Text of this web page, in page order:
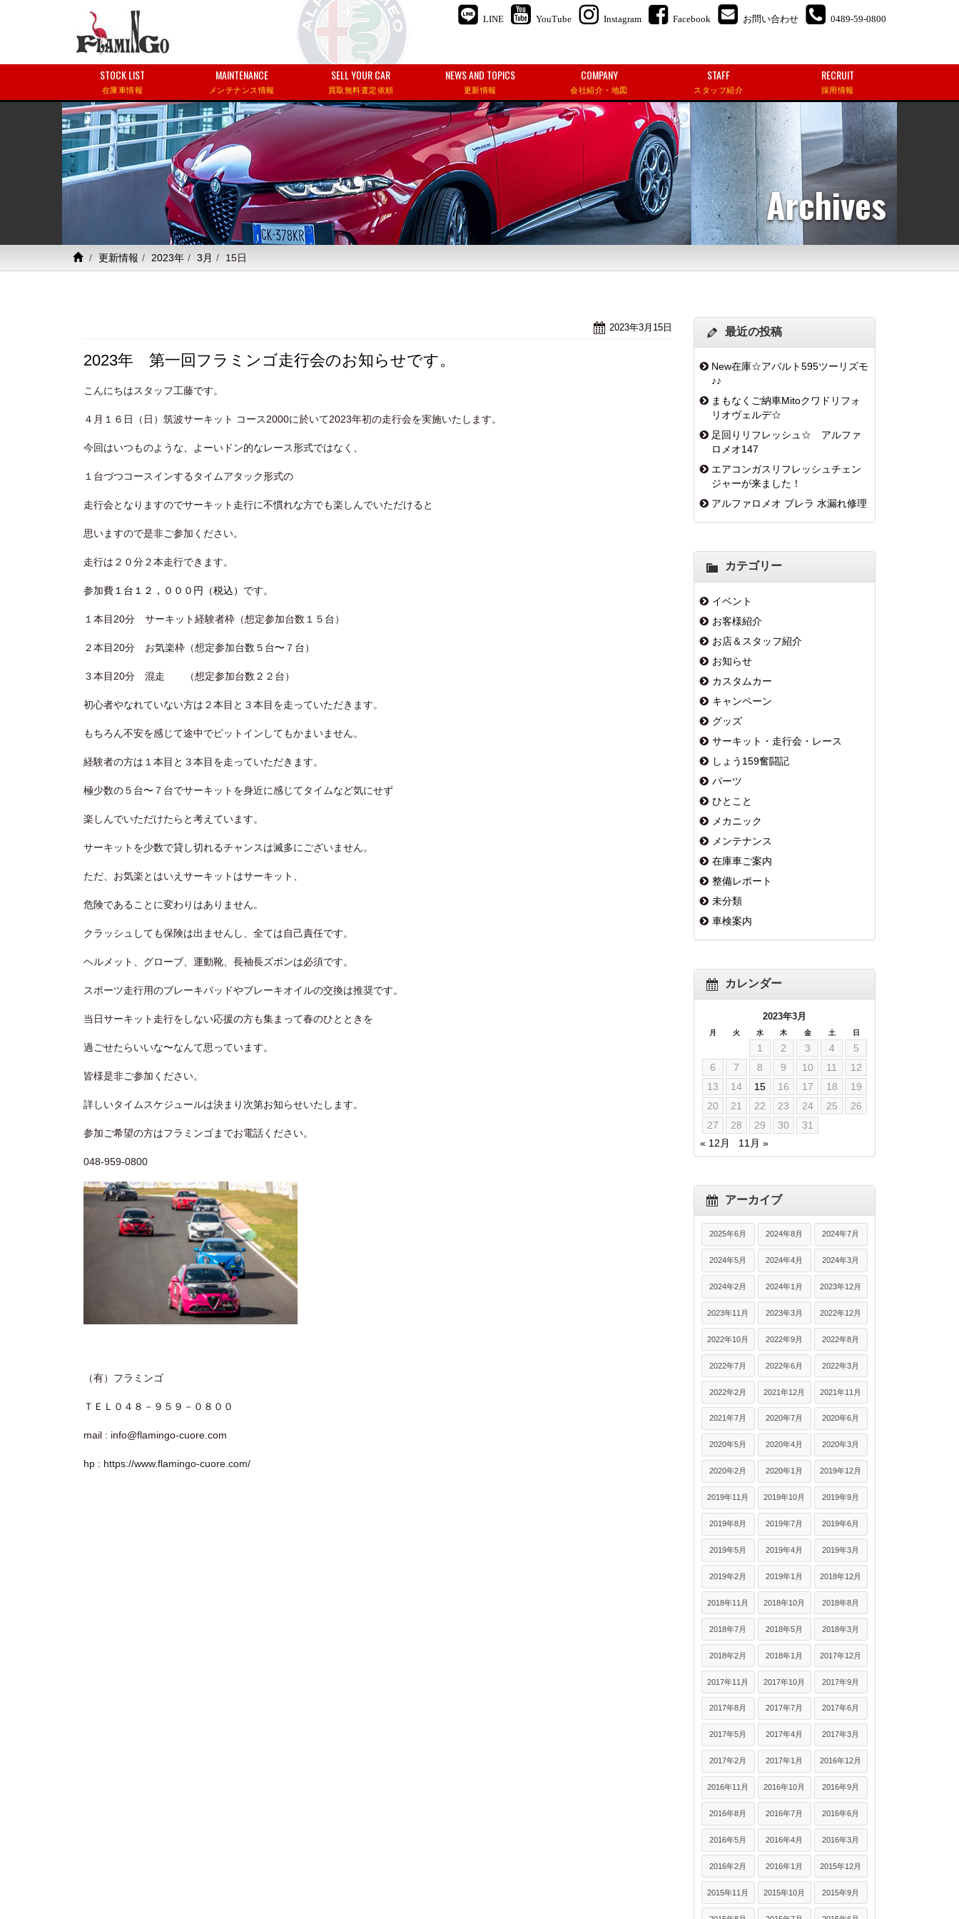
LINE YouTube Instagram Facebook お問い合わせ 0489-59-0800
STOCK LIST
在庫車情報
MAINTENANCE
メンテナンス情報
SELL YOUR CAR
買取無料査定依頼
NEWS AND TOPICS
更新情報
COMPANY
会社紹介・地図
STAFF
スタッフ紹介
RECRUIT
採用情報
Archives
更新情報 2023年 3月 15日
2023年3月15日
2023年 第一回フラミンゴ走行会のお知らせです。
こんにちはスタッフ工藤です。
４月１６日（日）筑波サーキット コース2000に於いて2023年初の走行会を実施いたします。
今回はいつものような、よーいドン的なレース形式ではなく、
１台づつコースインするタイムアタック形式の
走行会となりますのでサーキット走行に不慣れな方でも楽しんでいただけると
思いますので是非ご参加ください。
走行は２０分２本走行できます。
参加費１台１２，０００円（税込） です。
１本目20分 サーキット経験者枠（想定参加台数１５台）
２本目20分 お気楽枠（想定参加台数５台〜７台）
３本目20分 混走 （想定参加台数２２台）
初心者やなれていない方は２本目と３本目を走っていただきます。
もちろん不安を感じて途中でピットインしてもかまいません。
経験者の方は１本目と３本目を走っていただきます。
極少数の５台〜７台でサーキットを身近に感じてタイムなど気にせず
楽しんでいただけたらと考えています。
サーキットを少数で貸し切れるチャンスは滅多にございません。
ただ、お気楽とはいえサーキットはサーキット、
危険であることに変わりはありません。
クラッシュしても保険は出ませんし、全ては自己責任です。
ヘルメット、グローブ、運動靴、長袖長ズボンは必須です。
スポーツ走行用のブレーキパッドやブレーキオイルの交換は推奨です。
当日サーキット走行をしない応援の方も集まって春のひとときを
過ごせたらいいな〜なんて思っています。
皆様是非ご参加ください。
詳しいタイムスケジュールは決まり次第お知らせいたします。
参加ご希望の方はフラミンゴまでお電話ください。
048-959-0800
（有）フラミンゴ
ＴＥＬ０４８－９５９－０８００
mail : info@flamingo-cuore.com
hp : https://www.flamingo-cuore.com/
最近の投稿
New在庫☆アバルト595ツーリズモ
♪♪
まもなくご納車Mitoクワドリフォ
リオヴェルデ☆
足回りリフレッシュ☆ アルファ
ロメオ147
エアコンガスリフレッシュチェン
ジャーが来ました！
アルファロメオ ブレラ 水漏れ修理
カテゴリー
イベント
お客様紹介
お店＆スタッフ紹介
お知らせ
カスタムカー
キャンペーン
グッズ
サーキット・走行会・レース
しょう159奮闘記
パーツ
ひとこと
メカニック
メンテナンス
在庫車ご案内
整備レポート
未分類
車検案内
カレンダー
2023年3月
月 火 水 木 金 土 日
1 2 3 4
5
6
7 8 9 10 11
12
13
14 15 16 17 18
19
20
21 22 23 24 25
26
27
28 29 30
31
« 12月
11月 »
アーカイブ
2025年6月 2024年8月 2024年7月
2024年5月 2024年4月 2024年3月
2024年2月 2024年1月 2023年12月
2023年11月 2023年3月 2022年12月
2022年10月 2022年9月 2022年8月
2022年7月 2022年6月 2022年3月
2022年2月 2021年12月 2021年11月
2021年7月 2020年7月 2020年6月
2020年5月 2020年4月 2020年3月
2020年2月 2020年1月 2019年12月
2019年11月 2019年10月 2019年9月
2019年8月 2019年7月 2019年6月
2019年5月 2019年4月 2019年3月
2019年2月 2019年1月 2018年12月
2018年11月 2018年10月 2018年8月
2018年7月 2018年5月 2018年3月
2018年2月 2018年1月 2017年12月
2017年11月 2017年10月 2017年9月
2017年8月 2017年7月 2017年6月
2017年5月 2017年4月 2017年3月
2017年2月 2017年1月 2016年12月
2016年11月 2016年10月 2016年9月
2016年8月 2016年7月 2016年6月
2016年5月 2016年4月 2016年3月
2016年2月 2016年1月 2015年12月
2015年11月 2015年10月 2015年9月